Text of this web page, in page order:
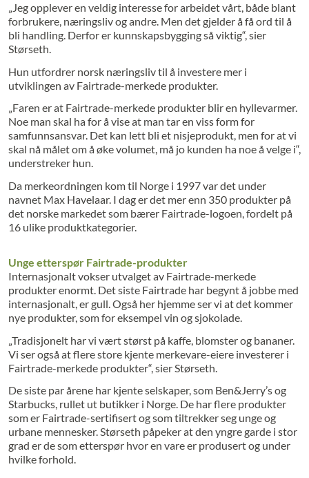
„Jeg opplever en veldig interesse for arbeidet vårt, både blant
forbrukere, næringsliv og andre. Men det gjelder å få ord til å
bli handling. Derfor er kunnskapsbygging så viktig“, sier
Størseth.
Hun utfordrer norsk næringsliv til å investere mer i
utviklingen av Fairtrade-merkede produkter.
„Faren er at Fairtrade-merkede produkter blir en hyllevarmer.
Noe man skal ha for å vise at man tar en viss form for
samfunnsansvar. Det kan lett bli et nisjeprodukt, men for at vi
skal nå målet om å øke volumet, må jo kunden ha noe å velge i“,
understreker hun.
Da merkeordningen kom til Norge i 1997 var det under
navnet Max Havelaar. I dag er det mer enn 350 produkter på
det norske markedet som bærer Fairtrade-logoen, fordelt på
16 ulike produktkategorier.
Unge etterspør Fairtrade-produkter
Internasjonalt vokser utvalget av Fairtrade-merkede
produkter enormt. Det siste Fairtrade har begynt å jobbe med
internasjonalt, er gull. Også her hjemme ser vi at det kommer
nye produkter, som for eksempel vin og sjokolade.
„Tradisjonelt har vi vært størst på kaffe, blomster og bananer.
Vi ser også at flere store kjente merkevare-eiere investerer i
Fairtrade-merkede produkter“, sier Størseth.
De siste par årene har kjente selskaper, som Ben&Jerry’s og
Starbucks, rullet ut butikker i Norge. De har flere produkter
som er Fairtrade-sertifisert og som tiltrekker seg unge og
urbane mennesker. Størseth påpeker at den yngre garde i stor
grad er de som etterspør hvor en vare er produsert og under
hvilke forhold.